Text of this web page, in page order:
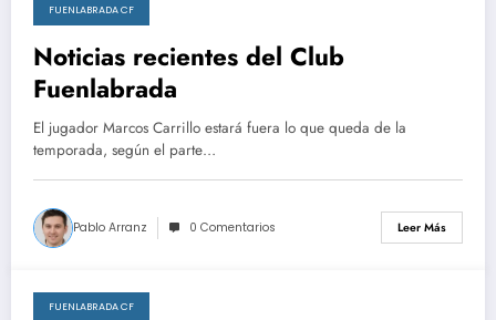
abril 15, 2026
FUENLABRADA CF
Noticias recientes del Club
Fuenlabrada
El jugador Marcos Carrillo estará fuera lo que queda de la
temporada, según el parte…
Pablo Arranz 0 Comentarios Leer Más
FUENLABRADA CF